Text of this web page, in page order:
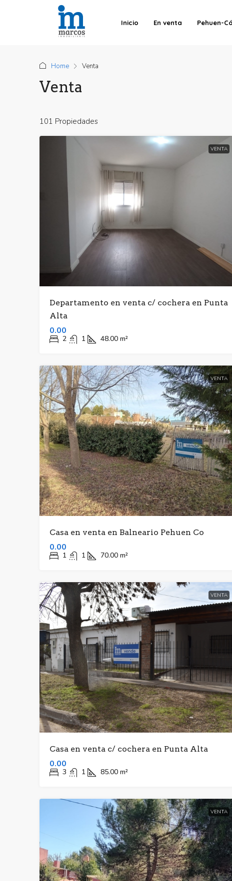
Inicio En venta Pehuen-Có
Home Venta
Venta
101 Propiedades
VENTA
Departamento en venta c/ cochera en Punta
Alta
0.00
2 1 48.00 m²
VENTA
Casa en venta en Balneario Pehuen Co
0.00
1 1 70.00 m²
VENTA
Casa en venta c/ cochera en Punta Alta
0.00
3 1 85.00 m²
VENTA